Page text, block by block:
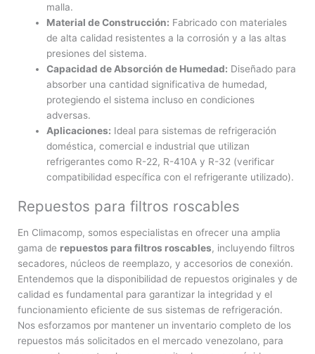
malla.
Material de Construcción: Fabricado con materiales
de alta calidad resistentes a la corrosión y a las altas
presiones del sistema.
Capacidad de Absorción de Humedad: Diseñado para
absorber una cantidad significativa de humedad,
protegiendo el sistema incluso en condiciones
adversas.
Aplicaciones: Ideal para sistemas de refrigeración
doméstica, comercial e industrial que utilizan
refrigerantes como R-22, R-410A y R-32 (verificar
compatibilidad específica con el refrigerante utilizado).
Repuestos para filtros roscables
En Climacomp, somos especialistas en ofrecer una amplia
gama de repuestos para filtros roscables, incluyendo filtros
secadores, núcleos de reemplazo, y accesorios de conexión.
Entendemos que la disponibilidad de repuestos originales y de
calidad es fundamental para garantizar la integridad y el
funcionamiento eficiente de sus sistemas de refrigeración.
Nos esforzamos por mantener un inventario completo de los
repuestos más solicitados en el mercado venezolano, para